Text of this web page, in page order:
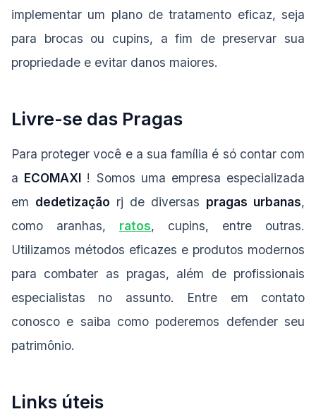
implementar um plano de tratamento eficaz, seja
para brocas ou cupins, a fim de preservar sua
propriedade e evitar danos maiores.
Livre-se das Pragas
Para proteger você e a sua família é só contar com
a ECOMAXI ! Somos uma empresa especializada
em dedetização rj de diversas pragas urbanas,
como aranhas, ratos, cupins, entre outras.
Utilizamos métodos eficazes e produtos modernos
para combater as pragas, além de profissionais
especialistas no assunto. Entre em contato
conosco e saiba como poderemos defender seu
patrimônio.
Links úteis